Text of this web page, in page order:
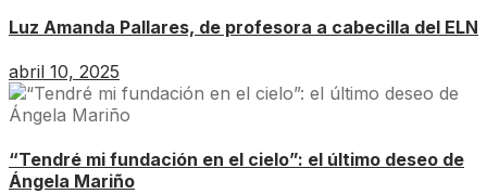
Luz Amanda Pallares, de profesora a cabecilla del ELN
abril 10, 2025
“Tendré mi fundación en el cielo”: el último deseo de
Ángela Mariño